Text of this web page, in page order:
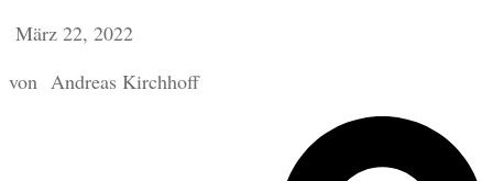
März 22, 2022
von Andreas Kirchhoff